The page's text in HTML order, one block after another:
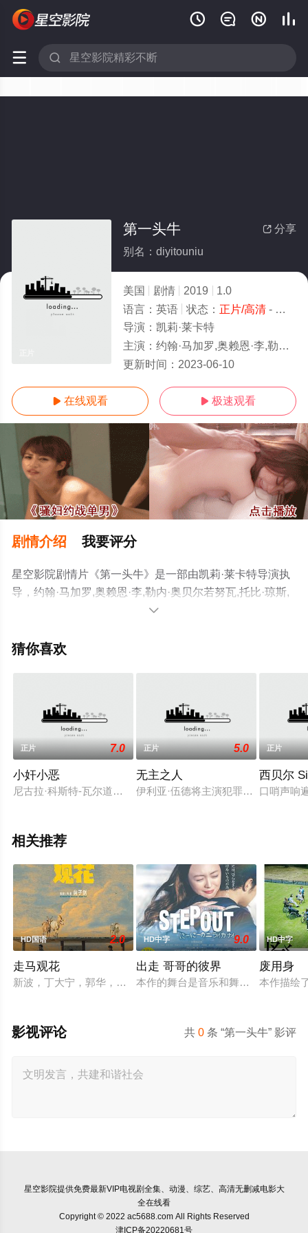
   
 
 分享
第一头牛
别名：diyitouniu
美国 剧情 2019
1.0
语言： 英语 状态： 正片/高清- 免费在线观看
导演： 凯莉·莱卡特
主演： 约翰·马加罗,奥赖恩·李,勒内·奥贝尔若努瓦,托比·琼斯,艾文·布莱纳,
更新时间： 2023-06-10
 在线观看  极速观看
剧情介绍 我要评分
星空影院剧情片《第一头牛》是一部由凯莉·莱卡特导演执
导，约翰·马加罗,奥赖恩·李,勒内·奥贝尔若努瓦,托比·琼斯,
艾文·布莱纳,斯科特·,谢泼德,加利·法梅尔,莉莉·格莱斯顿,阿
雷顿·尼姆罗,Jared,Kasowski,杰布·贝里耶,托德·罗宾森,特

猜你喜欢
正片 7.0
小奸小恶
尼古拉·科斯特-瓦尔道将出演黑色喜剧《小奸小恶》(Small
正片 5.0
无主之人
伊利亚·伍德将主演犯罪题材惊悚片[
正片
西贝尔
口哨声响
相关推荐
HD国语 2.0
走马观花
新波，丁大宁，郭华，程一木他们毕业于同一所大学。他们和
HD中字 9.0
出走 哥哥的彼界
本作的舞台是音乐和舞蹈融入生活的
HD中字
废用身
本作描绘
共0 条 “第一头牛” 影评
影视评论
星空影院提供免费最新VIP电视剧全集、动漫、综艺、高清无删减电影大
全在线看
Copyright © 2022 ac5688.com All Rights Reserved
津ICP备20220681号